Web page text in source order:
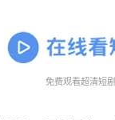
免费观看超清短剧